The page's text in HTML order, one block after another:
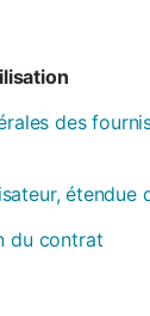
des
étendue
du contrat